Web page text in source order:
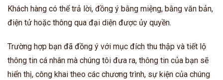
Khách hàng có thể trả lời, đồng ý bằng miệng, bằng văn bản,
điện tử hoặc thông qua đại diện được ủy quyền.
Trường hợp bạn đã đồng ý với mục đích thu thập và tiết lộ
thông tin cá nhân mà chúng tôi đưa ra, thông tin của bạn sẽ
hiển thị, công khai theo các chương trình, sự kiện của chúng